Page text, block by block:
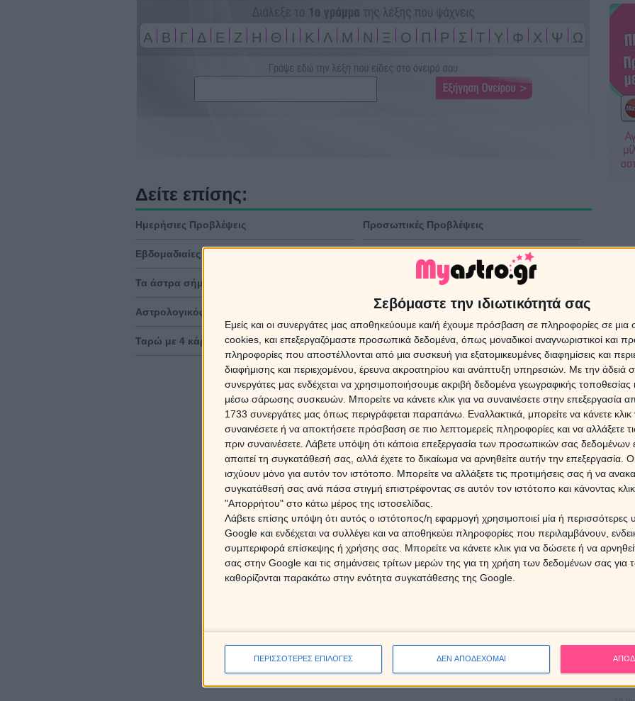
Σεβόμαστε την ιδιωτικότητά σας
Εμείς και οι συνεργάτες μας αποθηκεύουμε και/ή έχουμε πρόσβαση σε πληροφορίες σε
cookies, και επεξεργαζόμαστε προσωπικά δεδομένα, όπως μοναδικοί αναγνωριστικοί και
πληροφορίες που αποστέλλονται από μια συσκευή για εξατομικευμένες διαφημίσεις και
διαφήμισης και περιεχομένου, έρευνα ακροατηρίου και ανάπτυξη υπηρεσιών. Με την άδειά
συνεργάτες μας ενδέχεται να χρησιμοποιήσουμε ακριβή δεδομένα γεωγραφικής τοποθεσίας
μέσω σάρωσης συσκευών. Μπορείτε να κάνετε κλικ για να συναινέσετε στην επεξεργασία
1733 συνεργάτες μας όπως περιγράφεται παραπάνω. Εναλλακτικά, μπορείτε να κάνετε κλικ
συναινέσετε ή να αποκτήσετε πρόσβαση σε πιο λεπτομερείς πληροφορίες και να αλλάξετε
πριν συναινέσετε. Λάβετε υπόψη ότι κάποια επεξεργασία των προσωπικών σας δεδομένων
απαιτεί τη συγκατάθεσή σας, αλλά έχετε το δικαίωμα να αρνηθείτε αυτήν την επεξεργασία.
ισχύουν μόνο για αυτόν τον ιστότοπο. Μπορείτε να αλλάξετε τις προτιμήσεις σας ή να
συγκατάθεσή σας ανά πάσα στιγμή επιστρέφοντας σε αυτόν τον ιστότοπο και κάνοντας
"Απορρήτου" στο κάτω μέρος της ιστοσελίδας.
Λάβετε επίσης υπόψη ότι αυτός ο ιστότοπος/η εφαρμογή χρησιμοποιεί μία ή περισσότερες
Google και ενδέχεται να συλλέγει και να αποθηκεύει πληροφορίες που περιλαμβάνουν,
συμπεριφορά επίσκεψης ή χρήσης σας. Μπορείτε να κάνετε κλικ για να δώσετε ή να
σας στην Google και τις σημάνσεις τρίτων μερών της για τη χρήση των δεδομένων σας
καθορίζονται παρακάτω στην ενότητα συγκατάθεσης της Google.
ΠΕΡΙΣΣΟΤΕΡΕΣ ΕΠΙΛΟΓΕΣ ΔΕΝ ΑΠΟΔΕΧΟΜΑΙ
A Β Γ Δ Ε Ζ Η Θ Ι Κ Λ Μ Ν Ξ Ο Π Ρ Σ Τ Υ Φ Χ Ψ Ω
Δείτε επίσης:
Ημερήσιες Προβλέψεις Προσωπικές Προβλέψεις
Εβδομαδιαίες Προβλέψεις
Τα άστρα σήμερα Άρθρα για τα ζώδια
Αστρολογικός χάρτης Αστρολογική συναστρία
Ταρώ με 4 κάρτες
Χ.
ΘΑ
7
Τα
07/